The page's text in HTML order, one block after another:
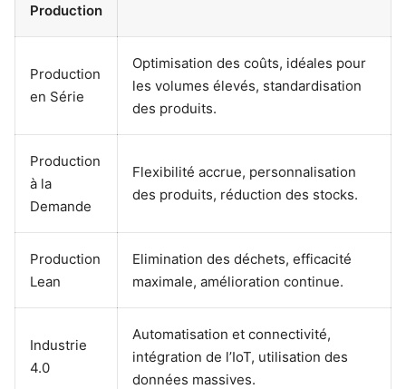
Production
Production
en Série
Optimisation des coûts, idéales pour
les volumes élevés, standardisation
des produits.
Production
à la
Demande
Flexibilité accrue, personnalisation
des produits, réduction des stocks.
Production
Lean
Elimination des déchets, efficacité
maximale, amélioration continue.
Industrie
4.0
Automatisation et connectivité,
intégration de l’IoT, utilisation des
données massives.